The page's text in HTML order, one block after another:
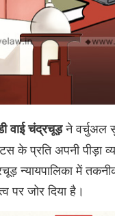
वाई चंद्रचूड़ने वर्चुअल
के प्रति अपनी पीड़ा
न्यायपालिका में
पर जोर दिया है।